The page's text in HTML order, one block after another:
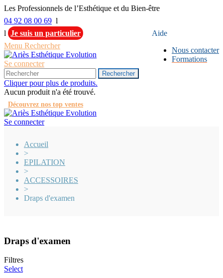
Les Professionnels de l’Esthétique et du Bien-être
04 92 08 00 69 l
Aide
Nous contacter
Formations
l Je suis un particulier
Menu Rechercher
Se connecter
Rechercher
Cliquer pour plus de produits.
Aucun produit n'a été trouvé.
Découvrez nos top ventes
Se connecter
Accueil
>
EPILATION
>
ACCESSOIRES
>
Draps d'examen
Draps d'examen
Filtres
Select